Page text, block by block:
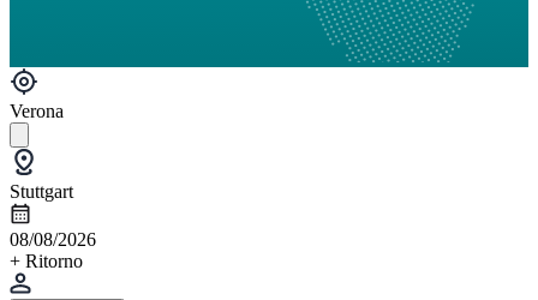
Verona
Stuttgart
08/08/2026
+ Ritorno